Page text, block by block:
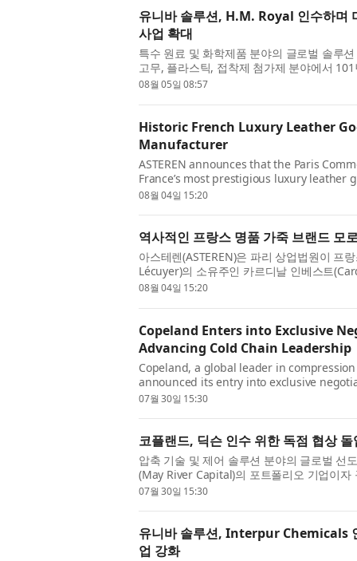
유니바 솔루션, H.M. Royal 인수하며
사업 확대
특수 원료 및 화학제품 분야의 글로벌 솔루
고무, 플라스틱, 접착제 첨가제 분야에서
인수했다고 발표했다. 이번 인수를 통해 유
08월 05일 08:57
Historic French Luxury Leather
Manufacturer
ASTEREN announces that the Paris
France’s most prestigious luxury leather
manufacturer Groupe Lécuyer. The
08월 04일 15:20
역사적인 프랑스 명품 가죽 브랜드 모
아스테렌(ASTEREN)은 파리 상업법원이 프
Lécuyer)의 소유주인 카르디날 인베스트
를 승인했다고 발표했다. 모로 파리는 프랑
08월 04일 15:20
Copeland Enters into Exclusive
Advancing Cold Chain Leadership
Copeland, a global leader in
announced its entry into exclusive
portfolio company of May River Capital
07월 30일 15:30
코플랜드, 딕슨 인수 위한 독점 협상
압축 기술 및 제어 솔루션 분야의 글로벌 선
(May River Capital)의 포트폴리오 기업이
을 위한 환경 모니터링 및 클라우드 네이티
07월 30일 15:30
유니바 솔루션, Interpur Chemicals
업 강화